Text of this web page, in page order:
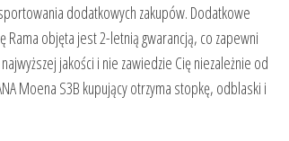
dodatkowych zakupów. Dodatkowe
Rama objęta jest 2-letnią gwarancją, co zapewni
jakości i nie zawiedzie Cię niezależnie od
Moena S3B kupujący otrzyma stopkę, odblaski i